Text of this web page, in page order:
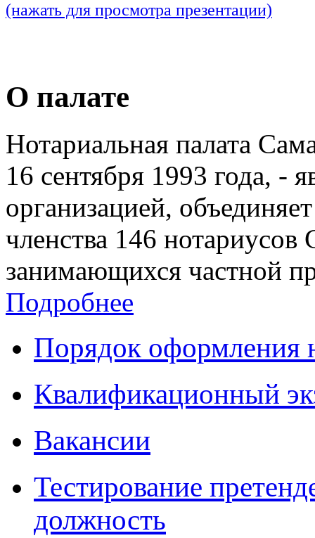
(нажать для просмотра презентации)
О палате
Нотариальная палата
16 сентября 1993 года, -
организацией,
членства 146 нотариусов
занимающихся частной
Подробнее
Порядок оформления
Квалификационный
Вакансии
Тестирование
должность